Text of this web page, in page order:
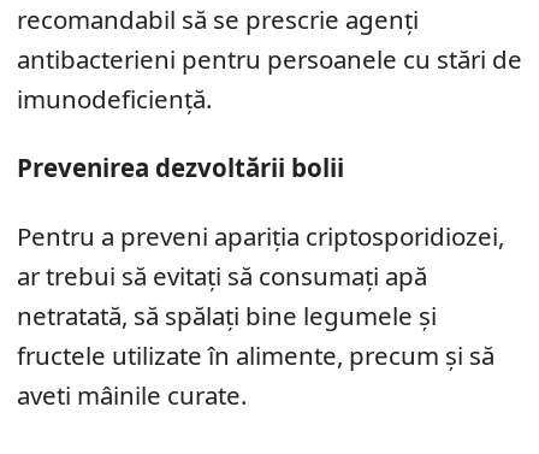
recomandabil să se prescrie agenți
antibacterieni pentru persoanele cu stări de
imunodeficiență.
Prevenirea dezvoltării bolii
Pentru a preveni apariția criptosporidiozei,
ar trebui să evitați să consumați apă
netratată, să spălați bine legumele și
fructele utilizate în alimente, precum și să
aveti mâinile curate.